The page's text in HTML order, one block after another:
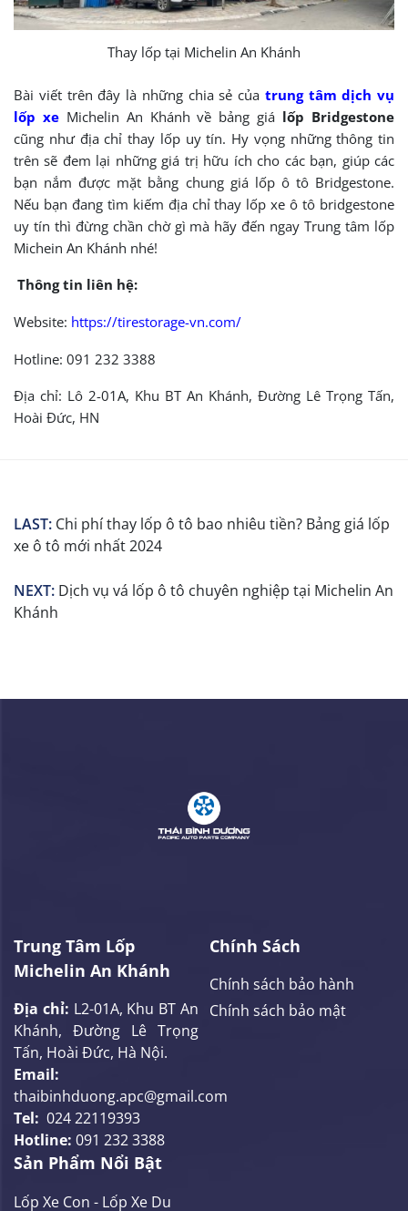
Thay lốp tại Michelin An Khánh
Bài viết trên đây là những chia sẻ của trung tâm dịch vụ
lốp xeMichelin An Khánh về bảng giá lốp Bridgestone
cũng như địa chỉ thay lốp uy tín. Hy vọng những thông tin
trên sẽ đem lại những giá trị hữu ích cho các bạn, giúp các
bạn nắm được mặt bằng chung giá lốp ô tô Bridgestone.
Nếu bạn đang tìm kiếm địa chỉ thay lốp xe ô tô bridgestone
uy tín thì đừng chần chờ gì mà hãy đến ngay Trung tâm lốp
Michein An Khánh nhé!
Thông tin liên hệ:
Website: https://tirestorage-vn.com/
Hotline: 091 232 3388
Địa chỉ: Lô 2-01A, Khu BT An Khánh, Đường Lê Trọng Tấn,
Hoài Đức, HN
LAST: Chi phí thay lốp ô tô bao nhiêu tiền? Bảng giá lốp
xe ô tô mới nhất 2024
NEXT: Dịch vụ vá lốp ô tô chuyên nghiệp tại Michelin An
Khánh
Trung Tâm Lốp
Michelin An Khánh
Địa chỉ: L2-01A, Khu BT An
Khánh, Đường Lê Trọng
Tấn, Hoài Đức, Hà Nội.
Email:
thaibinhduong.apc@gmail.com
Tel: 024 22119393
Hotline: 091 232 3388
Chính Sách
Chính sách bảo hành
Chính sách bảo mật
Sản Phẩm Nổi Bật
Lốp Xe Con - Lốp Xe Du